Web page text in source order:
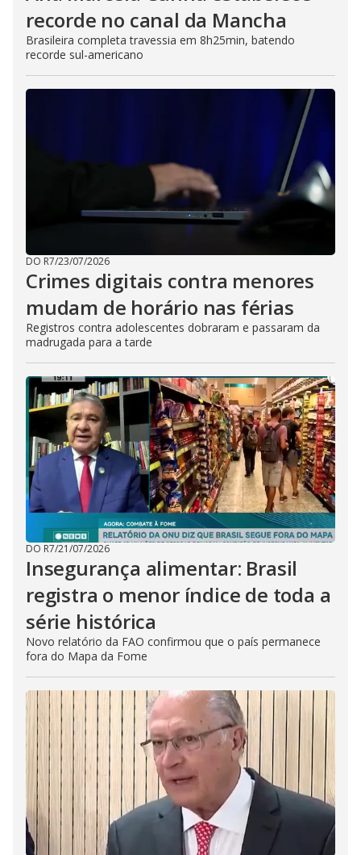
recorde no canal da Mancha
Brasileira completa travessia em 8h25min, batendo
recorde sul-americano
DO R7/23/07/2026
Crimes digitais contra menores
mudam de horário nas férias
Registros contra adolescentes dobraram e passaram da
madrugada para a tarde
DO R7/21/07/2026
Insegurança alimentar: Brasil
registra o menor índice de toda a
série histórica
Novo relatório da FAO confirmou que o país permanece
fora do Mapa da Fome